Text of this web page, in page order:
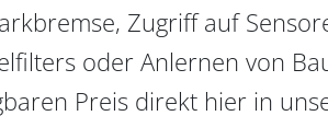
Zugriff auf
oder Anlernen von
Preis direkt hier in